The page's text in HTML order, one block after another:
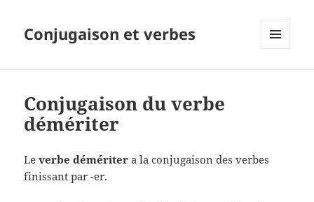
Conjugaison et verbes
Conjugaison du verbe
démériter
Leverbe démériter a la conjugaison des verbes
finissant par -er.